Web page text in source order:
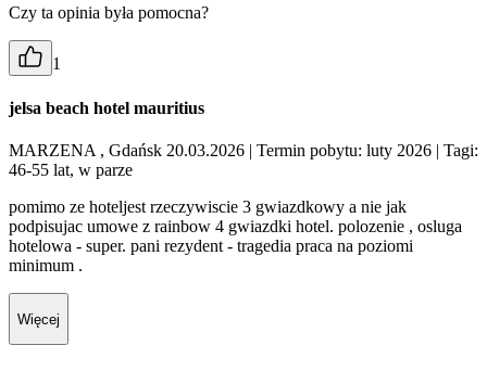
Czy ta opinia była pomocna?
1
jelsa beach hotel mauritius
MARZENA , Gdańsk 20.03.2026 | Termin pobytu: luty 2026 | Tagi:
46-55 lat, w parze
pomimo ze hoteljest rzeczywiscie 3 gwiazdkowy a nie jak
podpisujac umowe z rainbow 4 gwiazdki hotel. polozenie , osluga
hotelowa - super. pani rezydent - tragedia praca na poziomi
minimum .
Więcej